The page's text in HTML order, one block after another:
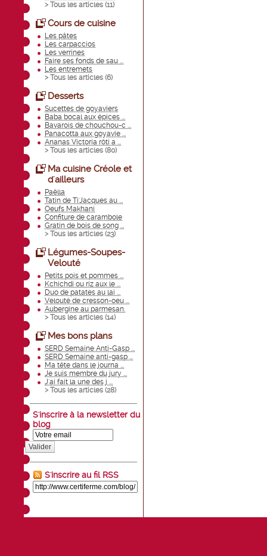
> Tous les articles (11)
Cours de cuisine
Les pâtes
Les carpaccios
Les verrines
Faire ses fonds de sau ...
Les entremets
> Tous les articles (6)
Desserts
Sucettes de goyaviers
Baba bocal aux épices ...
Bavarois de chouchou-c ...
Panacotta aux goyavie ...
Ananas Victoria rôti a ...
> Tous les articles (80)
Ma cuisine Créole et
d'ailleurs
Paëlla
Tatin de Ti'Jacques au ...
Oeufs Makhani
Confiture de carambole
Gratin de bois de song ...
> Tous les articles (23)
Légumes-Soupes-
Velouté
Petits pois et pommes ...
Kchichdi ou riz aux le ...
Duo de patates au lai ...
Velouté de cresson-oeu ...
Aubergine au parmesan.
> Tous les articles (14)
Mes bons plans
SERD Semaine Anti-Gasp ...
SERD Semaine anti-gasp ...
Ma tête dans le journa ...
Je suis membre du jury ...
J'ai fait la une des j ...
> Tous les articles (28)
S'inscrire à la newsletter du
blog
Valider
S'inscrire au fil RSS